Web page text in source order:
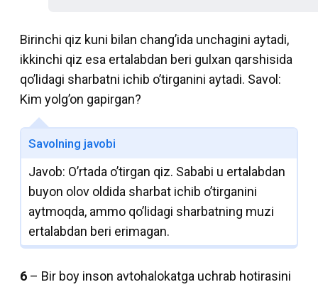
Birinchi qiz kuni bilan chang’ida unchagini aytadi,
ikkinchi qiz esa ertalabdan beri gulxan qarshisida
qo’lidagi sharbatni ichib o’tirganini aytadi. Savol:
Kim yolg’on gapirgan?
Savolning javobi
Javob: O’rtada o’tirgan qiz. Sababi u ertalabdan
buyon olov oldida sharbat ichib o’tirganini
aytmoqda, ammo qo’lidagi sharbatning muzi
ertalabdan beri erimagan.
6 – Bir boy inson avtohalokatga uchrab hotirasini